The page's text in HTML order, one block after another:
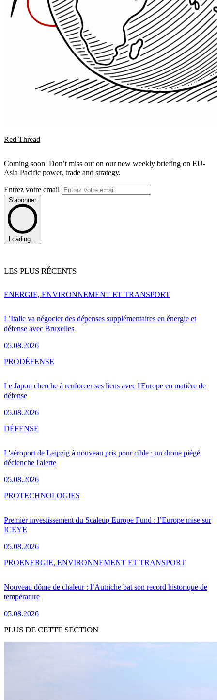
Red Thread
Coming soon: Don’t miss out on our new weekly briefing on EU-
Asia Pacific power, trade and strategy.
Entrez votre email
S'abonner
Loading...
LES PLUS RÉCENTS
L’Italie va négocier des dépenses supplémentaires en énergie et
défense avec Bruxelles
05.08.2026
ENERGIE, ENVIRONNEMENT ET TRANSPORT
Le Japon cherche à renforcer ses liens avec l'Europe en matière de
défense
05.08.2026
PRODÉFENSE
L'aéroport de Leipzig à nouveau pris pour cible : un drone piégé
déclenche l'alerte
05.08.2026
DÉFENSE
Premier investissement du Scaleup Europe Fund : l’Europe mise sur
ICEYE
05.08.2026
PROTECHNOLOGIES
Nouveau dôme de chaleur : l’Autriche bat son record historique de
température
05.08.2026
PROENERGIE, ENVIRONNEMENT ET TRANSPORT
PLUS DE CETTE SECTION